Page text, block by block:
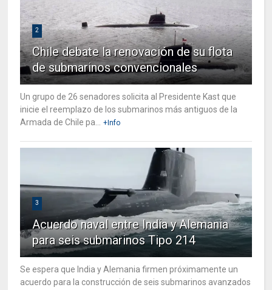
2
Chile debate la renovación de su flota
de submarinos convencionales
Un grupo de 26 senadores solicita al Presidente Kast que
inicie el reemplazo de los submarinos más antiguos de la
Armada de Chile pa...
+Info
3
Acuerdo naval entre India y Alemania
para seis submarinos Tipo 214
Se espera que India y Alemania firmen próximamente un
acuerdo para la construcción de seis submarinos avanzados